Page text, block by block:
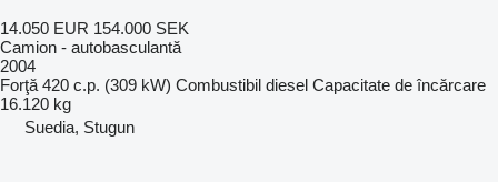
14.050 EUR 154.000 SEK
Camion - autobasculantă
2004
Forţă 420 c.p. (309 kW) Combustibil diesel Capacitate de încărcare
16.120 kg
Suedia, Stugun